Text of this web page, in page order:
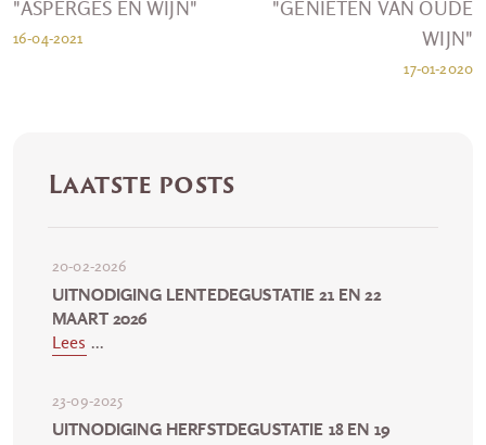
"ASPERGES EN WIJN"
16-04-2021
"GENIETEN VAN OUDE
WIJN"
17-01-2020
Laatste posts
20-02-2026
UITNODIGING LENTEDEGUSTATIE 21 EN 22
MAART 2026
Lees ...
23-09-2025
UITNODIGING HERFSTDEGUSTATIE 18 EN 19